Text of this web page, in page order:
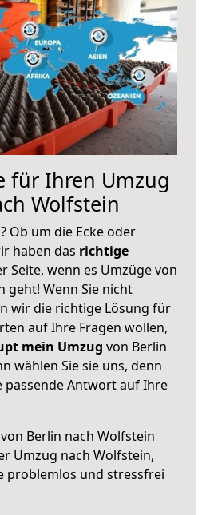
für Ihren Umzug
Wolfstein
Ob um die Ecke oder
haben das richtige
Seite, wenn es Umzüge von
geht! Wenn Sie nicht
wir die richtige Lösung für
auf Ihre Fragen wollen,
mein Umzug von Berlin
wählen Sie sie uns, denn
Antwort auf Ihre
von Berlin nach Wolfstein
Umzug nach Wolfstein,
problemlos und stressfrei